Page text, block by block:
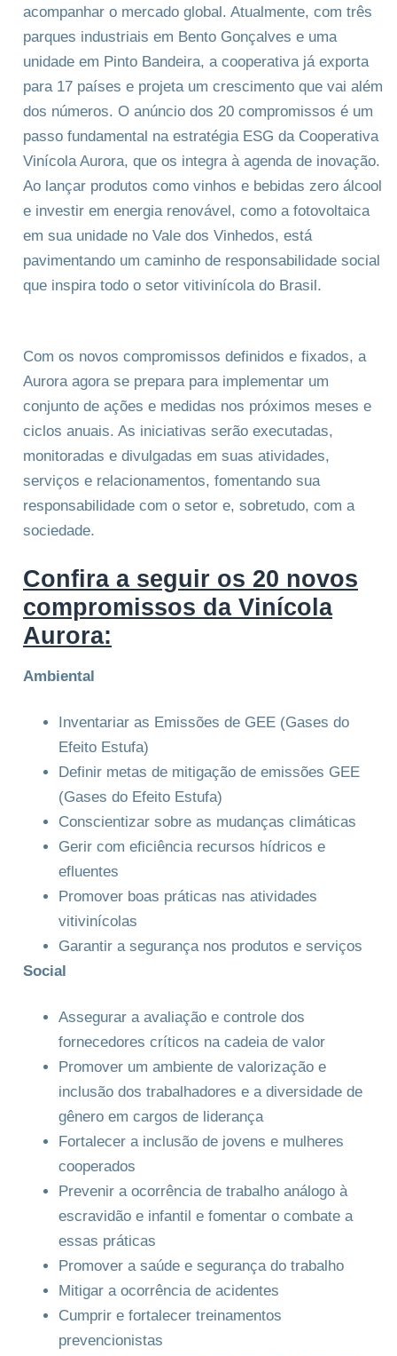
acompanhar o mercado global. Atualmente, com três
parques industriais em Bento Gonçalves e uma
unidade em Pinto Bandeira, a cooperativa já exporta
para 17 países e projeta um crescimento que vai além
dos números. O anúncio dos 20 compromissos é um
passo fundamental na estratégia ESG da Cooperativa
Vinícola Aurora, que os integra à agenda de inovação.
Ao lançar produtos como vinhos e bebidas zero álcool
e investir em energia renovável, como a fotovoltaica
em sua unidade no Vale dos Vinhedos, está
pavimentando um caminho de responsabilidade social
que inspira todo o setor vitivinícola do Brasil.
Com os novos compromissos definidos e fixados, a
Aurora agora se prepara para implementar um
conjunto de ações e medidas nos próximos meses e
ciclos anuais. As iniciativas serão executadas,
monitoradas e divulgadas em suas atividades,
serviços e relacionamentos, fomentando sua
responsabilidade com o setor e, sobretudo, com a
sociedade.
Confira a seguir os 20 novos
compromissos da Vinícola
Aurora:
Ambiental
Inventariar as Emissões de GEE (Gases do
Efeito Estufa)
Definir metas de mitigação de emissões GEE
(Gases do Efeito Estufa)
Conscientizar sobre as mudanças climáticas
Gerir com eficiência recursos hídricos e
efluentes
Promover boas práticas nas atividades
vitivinícolas
Garantir a segurança nos produtos e serviços
Social
Assegurar a avaliação e controle dos
fornecedores críticos na cadeia de valor
Promover um ambiente de valorização e
inclusão dos trabalhadores e a diversidade de
gênero em cargos de liderança
Fortalecer a inclusão de jovens e mulheres
cooperados
Prevenir a ocorrência de trabalho análogo à
escravidão e infantil e fomentar o combate a
essas práticas
Promover a saúde e segurança do trabalho
Mitigar a ocorrência de acidentes
Cumprir e fortalecer treinamentos
prevencionistas